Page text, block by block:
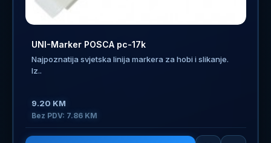
UNI-Marker POSCA pc-17k
Najpoznatija svjetska linija markera za hobi i slikanje.
Iz..
9.20 KM
Bez PDV: 7.86 KM